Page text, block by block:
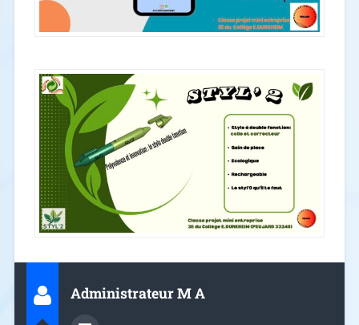
Administrateur M A